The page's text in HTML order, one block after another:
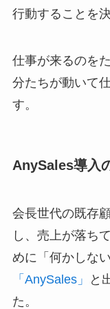
行動することを決
仕事が来るのを
分たちが動いて
す。
AnySales導入
会長世代の既存
し、売上が落ち
めに「何かしな
「AnySales」
と
た。